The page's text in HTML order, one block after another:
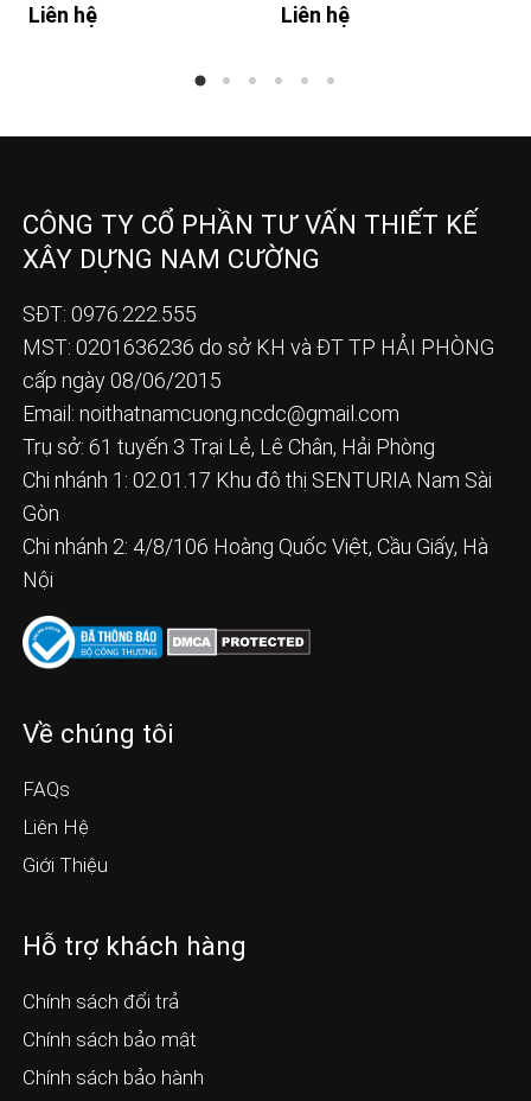
Liên hệ Liên hệ
CÔNG TY CỔ PHẦN TƯ VẤN THIẾT KẾ
XÂY DỰNG NAM CƯỜNG
SĐT: 0976.222.555
MST: 0201636236 do sở KH và ĐT TP HẢI PHÒNG
cấp ngày 08/06/2015
Email: noithatnamcuong.ncdc@gmail.com
Trụ sở: 61 tuyến 3 Trại Lẻ, Lê Chân, Hải Phòng
Chi nhánh 1: 02.01.17 Khu đô thị SENTURIA Nam Sài
Gòn
Chi nhánh 2: 4/8/106 Hoàng Quốc Việt, Cầu Giấy, Hà
Nội
Về chúng tôi
FAQs
Liên Hệ
Giới Thiệu
Hỗ trợ khách hàng
Chính sách đổi trả
Chính sách bảo mật
Chính sách bảo hành